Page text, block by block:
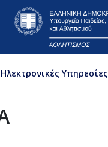
Ηλεκτρονικές Υπηρεσίες